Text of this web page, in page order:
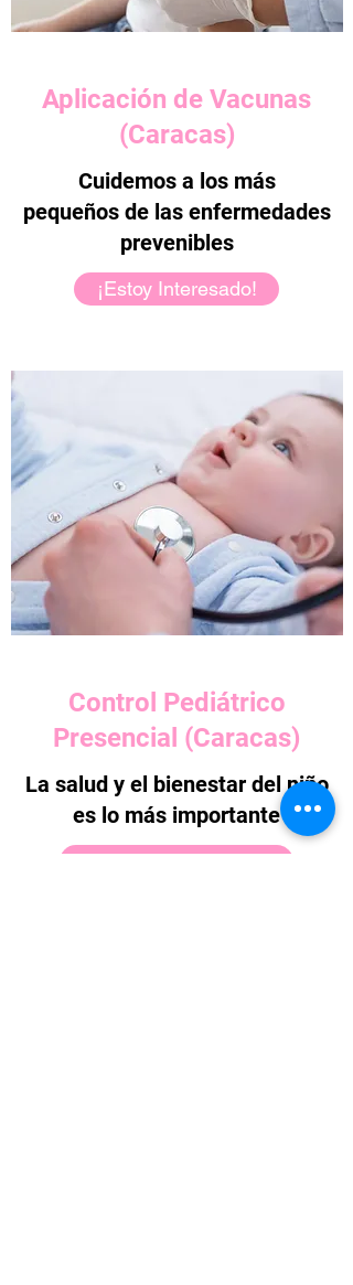
Aplicación de Vacunas
(Caracas)
Cuidemos a los más
pequeños de las enfermedades
prevenibles
¡Estoy Interesado!
Control Pediátrico
Presencial (Caracas)
La salud y el bienestar del niño
es lo más importante
¡Quiero una consulta!